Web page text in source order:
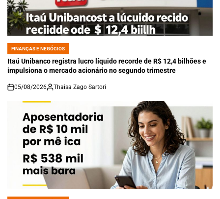
POSTED
IN
FINANÇAS E NEGÓCIOS
Itaú Unibanco registra lucro líquido recorde de R$ 12,4 bilhões e
impulsiona o mercado acionário no segundo trimestre
on
05/08/2026 Thaisa Zago Sartori